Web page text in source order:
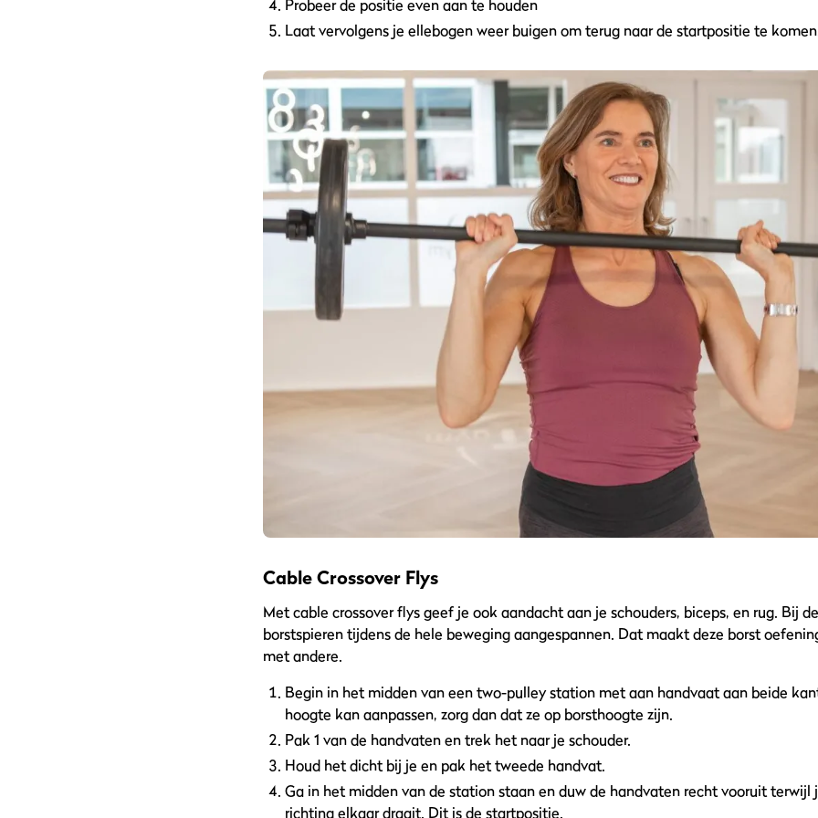
Probeer de positie even aan te houden
Laat vervolgens je ellebogen weer buigen om terug naar de startpositie te
Cable Crossover Flys
Met cable crossover flys geef je ook aandacht aan je schouders, biceps, en rug. Bij
borstspieren tijdens de hele beweging aangespannen. Dat maakt deze borst
met andere.
Begin in het midden van een two-pulley station met aan handvaat aan beide
hoogte kan aanpassen, zorg dan dat ze op borsthoogte zijn.
Pak 1 van de handvaten en trek het naar je schouder.
Houd het dicht bij je en pak het tweede handvat.
Ga in het midden van de station staan en duw de handvaten recht vooruit terwijl
richting elkaar draait. Dit is de startpositie.